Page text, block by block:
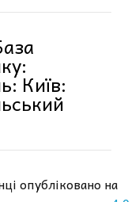
Київ:
опубліковано на